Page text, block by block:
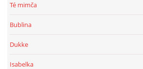
Té mimča
Bublina
Dukke
Isabelka